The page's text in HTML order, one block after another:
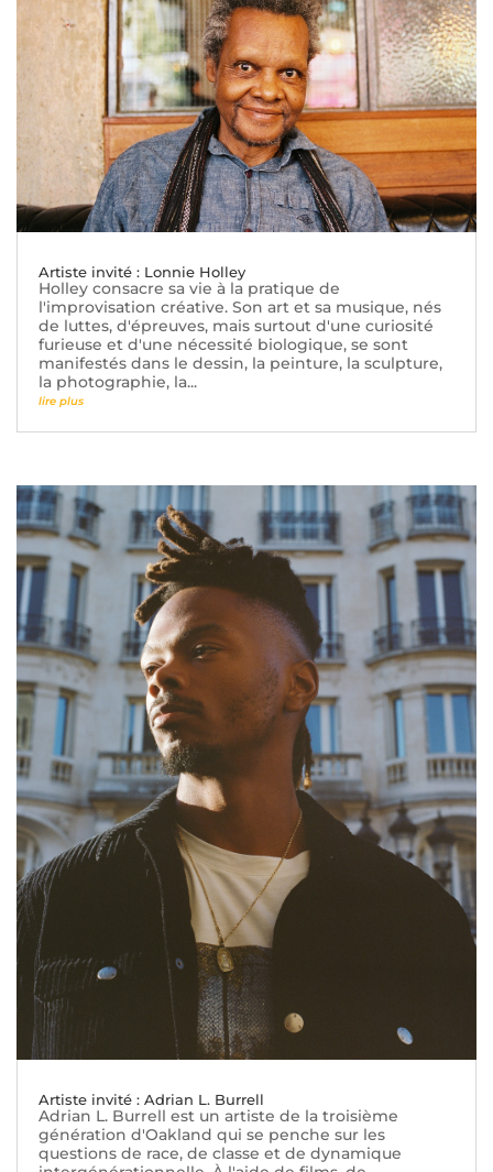
Artiste invité : Lonnie Holley
Holley consacre sa vie à la pratique de
l'improvisation créative. Son art et sa musique, nés
de luttes, d'épreuves, mais surtout d'une curiosité
furieuse et d'une nécessité biologique, se sont
manifestés dans le dessin, la peinture, la sculpture,
la photographie, la...
lire plus
Artiste invité : Adrian L. Burrell
Adrian L. Burrell est un artiste de la troisième
génération d'Oakland qui se penche sur les
questions de race, de classe et de dynamique